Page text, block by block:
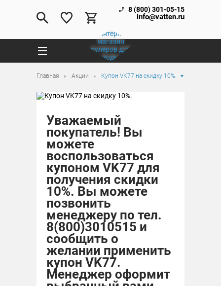
8 (800) 301-05-15
info@vatten.ru
Главная Акции Купон VK77 на скидку 10%.
Уважаемый
покупатель! Вы
можете
воспользоваться
купоном VK77 для
получения скидки
10%. Вы можете
позвонить
менеджеру по тел.
8(800)3010515 и
сообщить о
желании применить
купон VK77.
Менеджер оформит